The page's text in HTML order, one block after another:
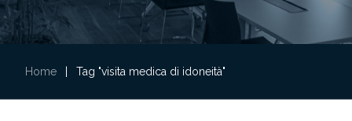
Home Tag "visita medica di idoneità"